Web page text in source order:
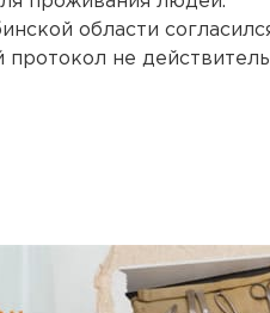
области
протокол не